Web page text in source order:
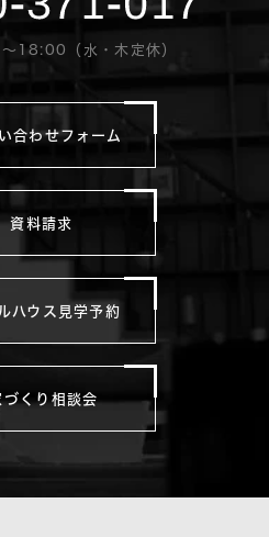
18:00（水・木定休）
合わせフォーム
資料請求
ハウス見学予約
づくり相談会